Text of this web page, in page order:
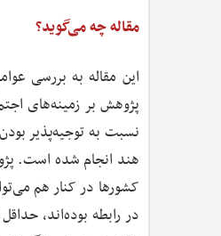
مقاله چه می‌گوید؟
پژوهش بر زمینه‌های
هند انجام شده است.
در رابطه بوده‌اند،